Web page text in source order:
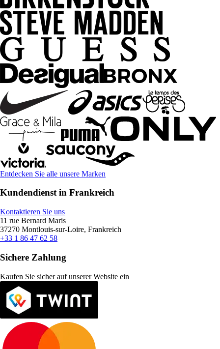
Entdecken Sie alle unsere Marken
Kundendienst in Frankreich
Kontaktieren Sie uns
11 rue Bernard Maris
37270 Montlouis-sur-Loire, Frankreich
+33 1 86 47 62 58
Sichere Zahlung
Kaufen Sie sicher auf unserer Website ein